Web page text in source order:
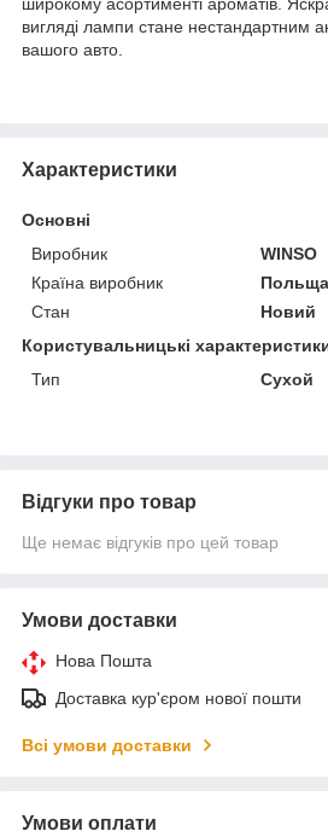
вигляді лампи стане нестандартним
вашого авто.
Характеристики
Основні
Виробник
WINSO
Країна виробник
Польща
Стан
Новий
Користувальницькі
Тип
Сухой
Відгуки про товар
Ще немає відгуків про цей товар
Умови доставки
Нова Пошта
Доставка кур'єром нової пошти
Всі умови доставки
Умови оплати